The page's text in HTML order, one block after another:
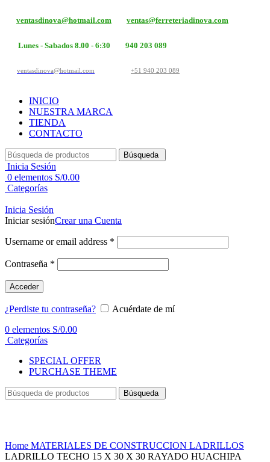
ventasdinova@hotmail.com ventas@ferreteriadinova.com
Lunes - Sabados 8.00 - 6:30 940 203 089
ventasdinova@hotmail.com +51 940 203 089
INICIO
NUESTRA MARCA
TIENDA
CONTACTO
Búsqueda
Inicia Sesión
0 elementos S/0.00
Categorías
Inicia Sesión
Iniciar sesiónCrear una Cuenta
Username or email address *
Contraseña *
Acceder
¿Perdiste tu contraseña?
Acuérdate de mí
0 elementos S/0.00
Categorías
SPECIAL OFFER
PURCHASE THEME
Búsqueda
Home MATERIALES DE CONSTRUCCION LADRILLOS
LADRILLO TECHO 15 X 30 X 30 RAYADO HUACHIPA